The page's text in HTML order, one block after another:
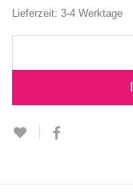
Lieferzeit: 3-4 Werktage